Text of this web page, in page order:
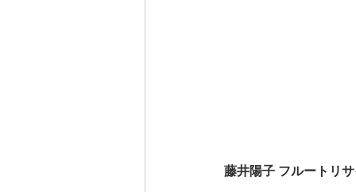
藤井陽子 フルートリ